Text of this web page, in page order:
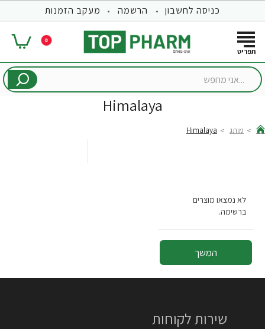
כניסה לחשבון הרשמה מעקב הזמנות
0
...אני
Himalaya
מותג Himalaya
לא נמצאו מוצרים
ברשימה.
המשך
שירות לקוחות